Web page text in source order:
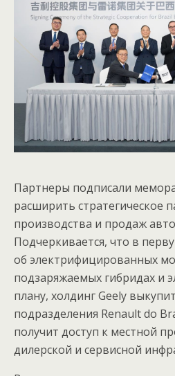
Партнеры подписали
расширить стратегическое
производства и продаж
Подчеркивается, что в
об электрифицированных
подзаряжаемых гибридах и
плану, холдинг Geely
подразделения Renault do
получит доступ к местной
дилерской и сервисной